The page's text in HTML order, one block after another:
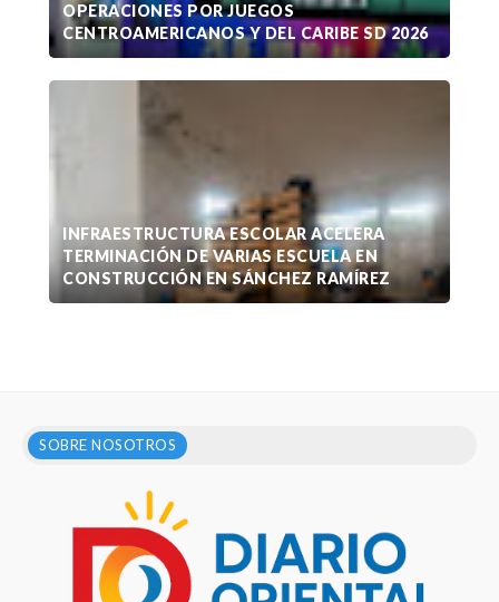
OPERACIONES POR JUEGOS
CENTROAMERICANOS Y DEL CARIBE SD 2026
INFRAESTRUCTURA ESCOLAR ACELERA
TERMINACIÓN DE VARIAS ESCUELA EN
CONSTRUCCIÓN EN SÁNCHEZ RAMÍREZ
SOBRE NOSOTROS